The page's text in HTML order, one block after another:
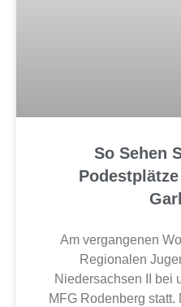
So Sehen
Am vergangenen
Regionalen
Niedersachsen II bei
MFG Rodenberg